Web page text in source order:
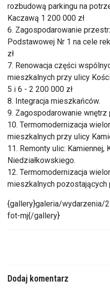
rozbudową parkingu na
Kaczawą 1 200 000 zł
6. Zagospodarowanie
Podstawowej Nr 1 na cele
zł
7. Renowacja części
mieszkalnych przy ulicy
5 i 6 - 2 200 000 zł
8. Integracja mieszkańców.
9. Zagospodarowanie wnętrz
10. Termomodernizacja
mieszkalnych przy ulicy
11. Remonty ulic:
Niedziałkowskiego.
12. Termomodernizacja
mieszkalnych pozostających
{gallery}galeria/wydarzenia/
fot-mj{/gallery}
Dodaj komentarz